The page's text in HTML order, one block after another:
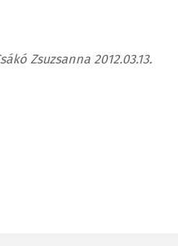
Zsuzsanna 2012.03.13.